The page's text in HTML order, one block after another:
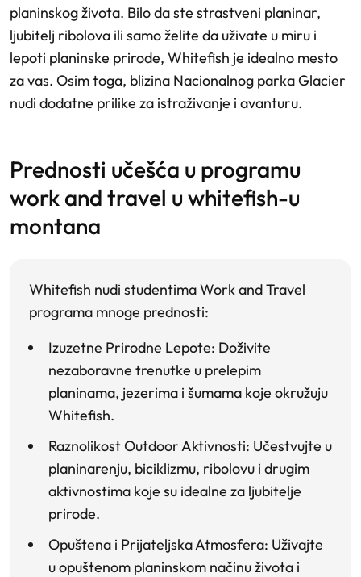
planinskog života. Bilo da ste strastveni planinar,
ljubitelj ribolova ili samo želite da uživate u miru i
lepoti planinske prirode, Whitefish je idealno mesto
za vas. Osim toga, blizina Nacionalnog parka Glacier
nudi dodatne prilike za istraživanje i avanturu.
prednosti učešća u programu
work and travel u whitefish-u
montana
Whitefish nudi studentima Work and Travel
programa mnoge prednosti:
Izuzetne Prirodne Lepote: Doživite
nezaboravne trenutke u prelepim
planinama, jezerima i šumama koje okružuju
Whitefish.
Raznolikost Outdoor Aktivnosti: Učestvujte u
planinarenju, biciklizmu, ribolovu i drugim
aktivnostima koje su idealne za ljubitelje
prirode.
Opuštena i Prijateljska Atmosfera: Uživajte
u opuštenom planinskom načinu života i